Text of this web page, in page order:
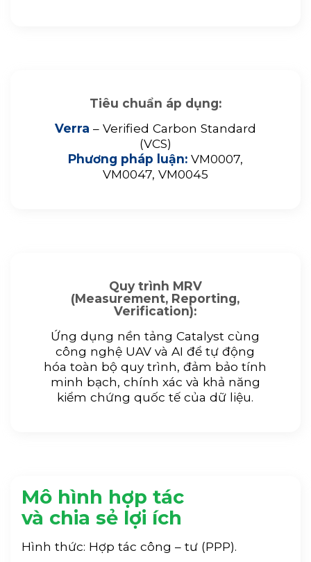
Tiêu chuẩn áp dụng:
Verra – Verified Carbon Standard
(VCS)
Phương pháp luận: VM0007,
VM0047, VM0045
Quy trình MRV
(Measurement, Reporting,
Verification):
Ứng dụng nền tảng Catalyst cùng
công nghệ UAV và AI để tự động
hóa toàn bộ quy trình, đảm bảo tính
minh bạch, chính xác và khả năng
kiểm chứng quốc tế của dữ liệu.
Mô hình hợp tác
và chia sẻ lợi ích
Hình thức: Hợp tác công – tư (PPP).